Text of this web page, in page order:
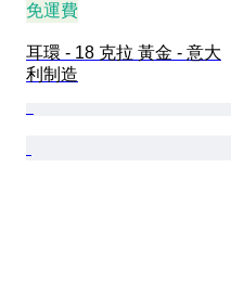
免運費
耳環 - 18 克拉 黃金 - 意大
利制造